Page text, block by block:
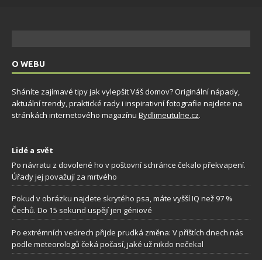
O WEBU
Sháníte zajímavé tipy jak vylepšit Váš domov? Originální nápady,
aktuální trendy, praktické rady i inspirativní fotografie najdete na
stránkách internetového magazínu Bydlimeutulne.cz.
Lidé a svět
Po návratu z dovolené ho v poštovní schránce čekalo překvapení.
Úřady jej považují za mrtvého
Pokud v obrázku najdete skrytého psa, máte vyšší IQ než 97 %
Čechů. Do 15 sekund uspějí jen géniové
Po extrémních vedrech přijde prudká změna: V příštích dnech nás
podle meteorologů čeká počasí, jaké už nikdo nečekal